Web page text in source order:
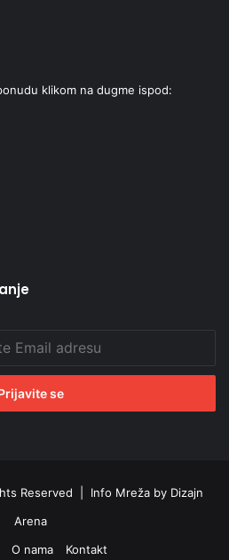
klikom na dugme ispod:
Reserved | Info Mreža by Dizajn
Arena
O nama Kontakt